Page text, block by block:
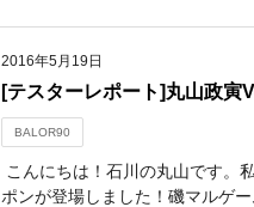
2016年5月19日
[テスターレポート]丸山政
BALOR90
こんにちは！石川の丸山です。
ポンが登場しました！磯マルゲ